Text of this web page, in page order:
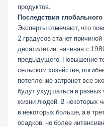
продуктов.
Последствия
Эксперты отмечают, что
2 градусов станет
десятилетие, начиная с
предыдущего. Повышение
сельском хозяйстве,
потепление затронет все
будут ухудшаться в разных
жизни людей. В некоторых
в некоторых больше, а в
осадков, но более